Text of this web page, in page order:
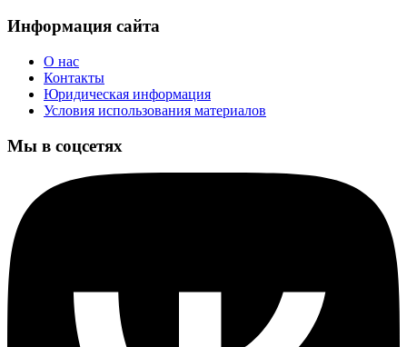
Информация сайта
О нас
Контакты
Юридическая информация
Условия использования материалов
Мы в соцсетях